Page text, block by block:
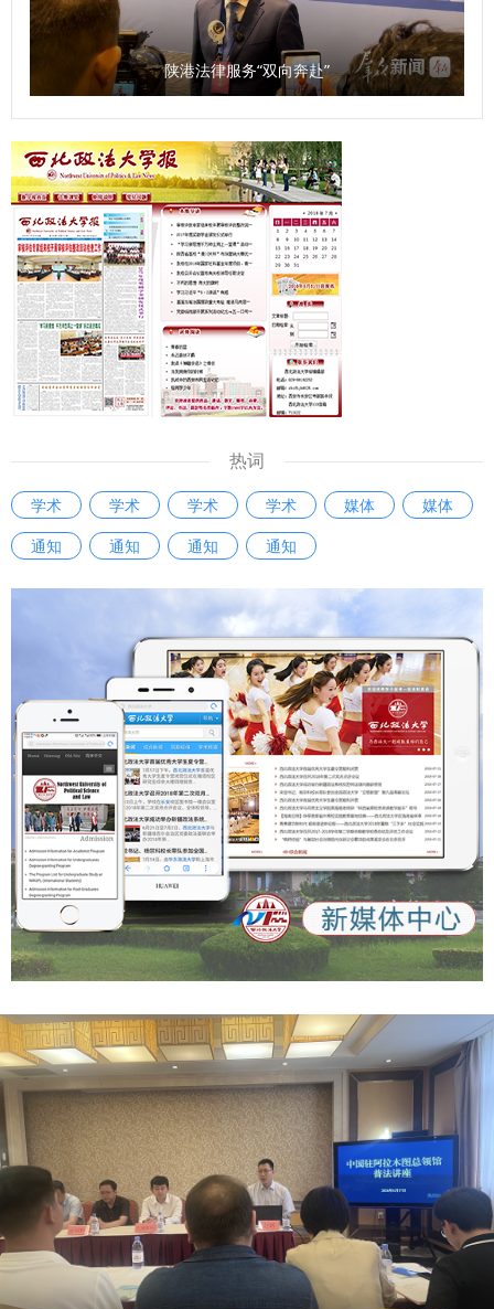
《西北政法大学关于表彰2026届优秀毕业生的决定》，校党
委委员、副校长孙昊亮宣读《西北政法大学关于2026届学生
毕业资格及学位授予的决定》。学校授予哲学与社会发展学院
戴琇萍等279名毕业生和经济学院周振华等31名内地生源赴疆
赴藏学生“优秀毕业生”荣誉称号。校领导为“优秀毕业生”代表
颁发荣誉证书。 数载求学路，一生校友情。现场分享环节温
情涌动，毕业生代表们依次登台，共叙同窗情谊，分享校园岁
月的收获、成长与感悟。 2026届研究生代表法治学院 法律硕
士教育学院李宁宁发言，分享自己在校淬炼法治本领、参与法
律援助，选择服务基层边疆的成长历程；2026届本科生代表
新闻传播学院周甜甜回顾自己的求学成长之路，她感恩母校的
关怀与帮助，立志以微光传递温暖，笃行实干、不负母校栽
培。 本次毕业典礼特别设置家长访谈环节，周甜甜的父母专
运，再苦再难也要供她读书。”周甜甜的父母坦言，多年省吃
俭用全力支持女儿求学，从小教育她常怀感恩之心。周甜甜也
分享心声：“特别感谢国家资助政策、学校无微不至的帮助，
还有父母毫无保留的付出，让我能够心无旁骛完成学业。”她
意。 朴素真挚的一番对话，道尽家校同心育人的温情，在场
师生无不动容，更让感恩奋进的力量直抵人心。 1999级校
友、西藏日报社编委、对外传播中心主任李成业作为校友代表
发言。他结合自身扎根边疆、深耕新闻宣传战线的奋斗经历，
鼓励大家把个人理想融入时代发展，把青春奋斗融入家国大
局，做心中有光、肩上有责、行有力量的新时代青年。 行政
法学院（纪检监察学院）副院长、教学名师杜国强教授寄语全
体毕业生，他希望同学们保持踏实钻研的初心，守住做人做事
的底线，以专业学识为底气，以法治理想为指引，脚踏实地稳
步前行，在各自的领域发光发热。 岁月流转，师恩绵长。学
子们成长的背后，凝聚着全校各岗位教职工的悉心守护与默默
耕耘。本次典礼还邀请与同学们生活息息相关的各部门教职工
代表到场，共赴毕业之约、送上美好祝愿。毕业生代表手捧鲜
花依次上前，向他们致以最真挚的谢意。 随后，民商法学
院、公安学院（公共安全法学院）毕业生代表向母校赠送纪念
礼物，传递全体毕业生对母校的眷恋与祝福。赵万东、韩松代
表学校接受礼物。 “祝大家毕业快乐！”话音落地，礼炮声响，
缤纷彩雾携着盛夏的朝气腾空漫卷，铺展成一幅绚烂动人的青
春长卷，彩色气球满载理想缓缓上升，祝愿所有西法大学子乘
风破浪，奔赴锦绣前程。 在学位授予仪式上，导师们依次为
在校毕业生拨穗正冠、颁发学位证书。 典礼尾声，全场师生
齐声唱响校歌。熟悉的旋律萦绕天平楼广场，化作奔赴四方的
出征号角。祝愿2026届毕业生于广阔天地绽放青春光彩，以
陕港法律服务“双向奔赴”
热词
学术 学术 学术 学术 媒体
媒体
通知
通知 通知 通知